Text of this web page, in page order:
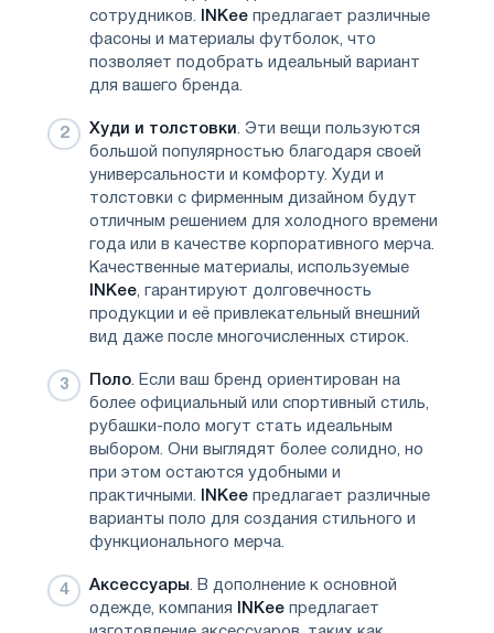
сотрудников.
INKee предлагает различные
фасоны и материалы футболок, что
позволяет подобрать идеальный вариант
для вашего бренда.
Худи и толстовки . Эти вещи пользуются
большой популярностью благодаря своей
универсальности и комфорту. Худи и
толстовки с фирменным дизайном будут
отличным решением для холодного времени
года или в качестве корпоративного мерча.
Качественные материалы, используемые
INKee , гарантируют долговечность
продукции и её привлекательный внешний
вид даже после многочисленных стирок.
Поло . Если ваш бренд ориентирован на
более официальный или спортивный стиль,
рубашки-поло могут стать идеальным
выбором. Они выглядят более солидно, но
при этом остаются удобными и
практичными.
INKee предлагает различные
варианты поло для создания стильного и
функционального мерча.
Аксессуары . В дополнение к основной
одежде, компания
INKee предлагает